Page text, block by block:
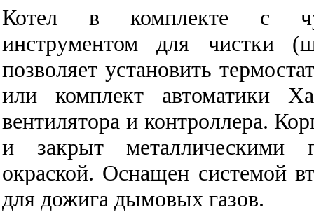
Котел в комплекте с
инструментом для чистки
позволяет установить
или комплект автоматики
вентилятора и контроллера.
и закрыт металлическими
окраской. Оснащен системой
для дожига дымовых газов.